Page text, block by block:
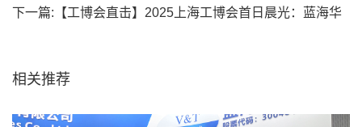
下一篇: 【工博会直击】2025上海工博会首日晨光：蓝海华
相关推荐